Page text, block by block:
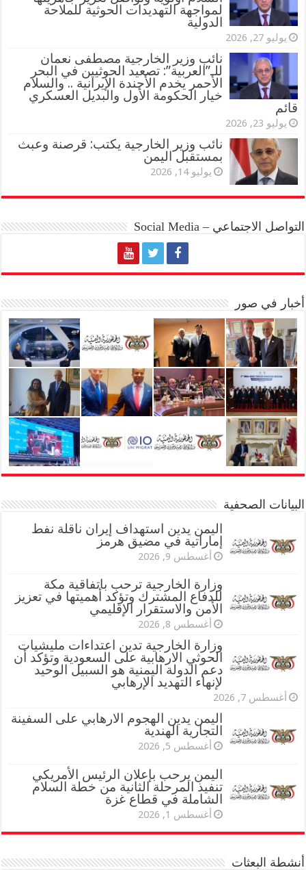
لمواجهة التهديدات الحوثية للملاحة
الدولية
يوليو 27, 2026
نائب وزير الخارجية مصطفى نعمان
للـ”العربية”: تصعيد الحوثيين في البحر
الأحمر يخدم الأجندة الإيرانية .. والسلام
خيار الحكومة الأول والبديل العسكري
قائم
يوليو 23, 2026
نائب وزير الخارجية يكتب: قرصنة وعبث
بمستقبل اليمن
يوليو 14, 2026
التواصل الاجتماعي – Social Media
أخبار في صور
البيانات الصحفية
اليمن يدين استهداف إيران ناقلة نفط
إماراتية في مضيق هرمز
أغسطس 9, 2026
وزارة الخارجية ترحب باتفاقية مكة
للدفاع المشترك وتؤكد أهميتها في تعزيز
الأمن والاستقرار الإقليمي
أغسطس 8, 2026
وزارة الخارجية تدين اعتداءات مليشيات
الحوثي الارهابية على السعودية وتؤكد أن
دعم الدولة اليمنية هو السبيل الوحيد
لإنهاء التهديد الإرهابي
أغسطس 7, 2026
اليمن يدين الهجوم الارهابي على السفينة
التجارية الهندية
أغسطس 5, 2026
اليمن يرحب بإعلان الرئيس الأمريكي
تنفيذ المرحلة الثانية من خطة السلام
الشاملة في قطاع غزة
أغسطس 1, 2026
أنشطة البعثات